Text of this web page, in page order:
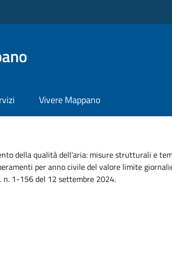
Vivere Mappano
della qualità dell’aria: misure strutturali e
per anno civile del valore limite
n. 1-156 del 12 settembre 2024.